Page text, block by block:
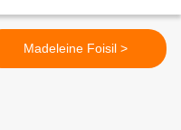
Madeleine Foisil >